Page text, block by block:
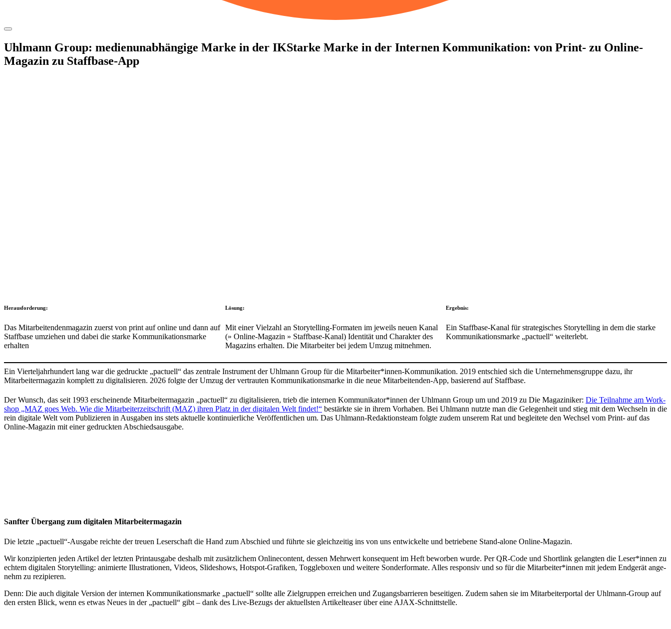
Zum
springen
Uhlmann Group: medi­en­un­ab­hän­gige Marke in der IKStarke Marke in der Internen Kommu­ni­ka­tion: von Print- zu Online-
Magazin zu Staf­f­­base-App
Heraus­for­de­rung:
Das Mitar­bei­ten­den­ma­gazin zuerst von print auf online und dann auf
Staff­base umziehen und dabei die starke Kommu­ni­ka­ti­ons­marke
erhalten
Lösung:
Mit einer Viel­zahl an Story­telling-Formaten im jeweils neuen Kanal
(» Online-Magazin » Staff­base-Kanal) Iden­tität und Charakter des
Maga­zins erhalten. Die Mitar­beiter bei jedem Umzug mitnehmen.
Ergebnis:
Ein Staff­base-Kanal für stra­te­gi­sches Story­telling in dem die starke
Kommu­ni­ka­ti­ons­marke „pactuell“ weiter­lebt.
Ein Vier­tel­jahr­hun­dert lang war die gedruckte „pactuell“ das zentrale Instru­ment der Uhlmann Group für die Mitarbeiter*innen-Kommunikation. 2019 entschied sich die Unter­neh­mens­gruppe dazu, ihr
Mitarbeiter­magazin komplett zu digi­ta­li­sieren. 2026 folgte der Umzug der vertrauten Kommu­ni­ka­ti­ons­marke in die neue Mitar­bei­tenden-App, basie­rend auf Staff­base.
Der Wunsch, das seit 1993 erschei­nende Mitarbeiter­magazin „pactuell“ zu digi­ta­li­sieren, trieb die internen Kommunikator*innen der Uhlmann Group um und 2019 zu Die Magaziniker: Die Teil­nahme am Work­
shop „MAZ goes Web. Wie die Mitarbeiter­zeitschrift (MAZ) ihren Platz in der digi­talen Welt findet!“ bestärkte sie in ihrem Vorhaben. Bei Uhlmann nutzte man die Gele­gen­heit und stieg mit dem Wech­seln in die
rein digi­tale Welt vom Publi­zieren in Ausgaben ins stets aktu­elle konti­nu­ier­liche Veröf­fent­li­chen um. Das Uhlmann-Redak­ti­ons­team folgte zudem unserem Rat und beglei­tete den Wechsel vom Print- auf das
Online-Magazin mit einer gedruckten Abschieds­aus­gabe.
Sanfter Über­gang zum digi­talen Mitarbeiter­magazin
Die letzte „pactuell“-Ausgabe reichte der treuen Leser­schaft die Hand zum Abschied und führte sie gleich­zeitig ins von uns entwi­ckelte und betrie­bene Stand-alone Online-Magazin.
Wir konzi­pierten jeden Artikel der letzten Print­aus­gabe deshalb mit zusätz­li­chem Online­con­tent, dessen Mehr­wert konse­quent im Heft beworben wurde. Per QR-Code und Short­link gelangten die Leser*innen zu
echtem digi­talen Story­telling: animierte Illus­tra­tionen, Videos, Slide­shows, Hotspot-Grafiken, Toggle­boxen und weitere Sonder­for­mate. Alles responsiv und so für die Mitarbeiter*innen mit jedem Endgerät ange­
nehm zu rezi­pieren.
Denn: Die auch digi­tale Version der internen Kommu­ni­ka­ti­ons­marke „pactuell“ sollte alle Ziel­gruppen errei­chen und Zugangs­bar­rieren besei­tigen. Zudem sahen sie im Mitar­bei­ter­portal der Uhlmann-Group auf
den ersten Blick, wenn es etwas Neues in der „pactuell“ gibt – dank des Live-Bezugs der aktu­ellsten Arti­kel­teaser über eine AJAX-Schnitt­stelle.